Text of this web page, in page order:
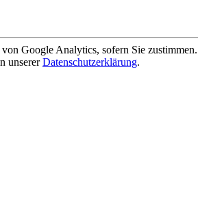
Google Analytics, sofern Sie zustimmen.
unsererDatenschutzerklärung.